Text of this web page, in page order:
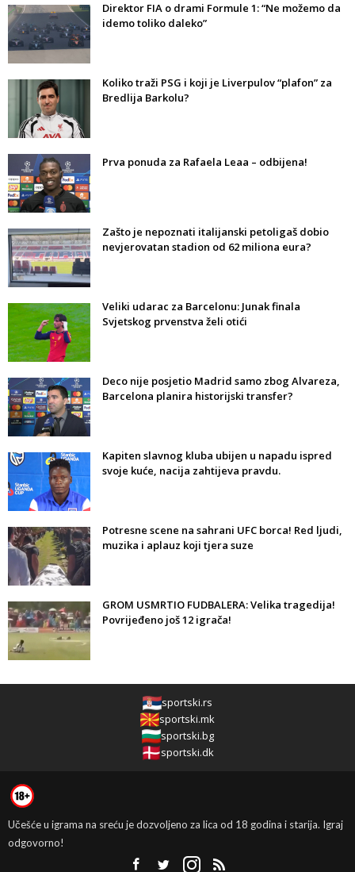
Direktor FIA o drami Formule 1: “Ne možemo da
idemo toliko daleko”
Koliko traži PSG i koji je Liverpulov “plafon” za
Bredlija Barkolu?
Prva ponuda za Rafaela Leaa – odbijena!
Zašto je nepoznati italijanski petoligaš dobio
nevjerovatan stadion od 62 miliona eura?
Veliki udarac za Barcelonu: Junak finala
Svjetskog prvenstva želi otići
Deco nije posjetio Madrid samo zbog Alvareza,
Barcelona planira historijski transfer?
Kapiten slavnog kluba ubijen u napadu ispred
svoje kuće, nacija zahtijeva pravdu.
Potresne scene na sahrani UFC borca! Red ljudi,
muzika i aplauz koji tjera suze
GROM USMRTIO FUDBALERA: Velika tragedija!
Povrijeđeno još 12 igrača!
sportski.rs
sportski.mk
sportski.bg
sportski.dk
Učešće u igrama na sreću je dozvoljeno za lica od 18 godina i starija. Igraj
odgovorno!